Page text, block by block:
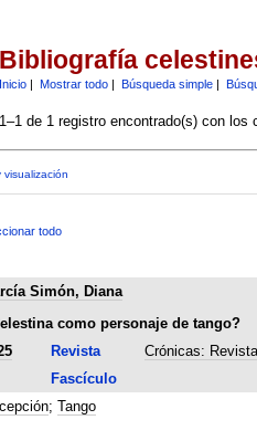
Bibliografía
Inicio| Mostrar todo| Búsqueda simple|
1–1 de 1 registro encontrado(s) con los
todo
Simón, Diana
como personaje de tango?
Revista Crónicas:
Fascículo
; Tango